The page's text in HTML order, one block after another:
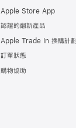
Apple Store App
認證的翻新產品
Apple Trade In 換購計劃
訂單狀態
購物協助